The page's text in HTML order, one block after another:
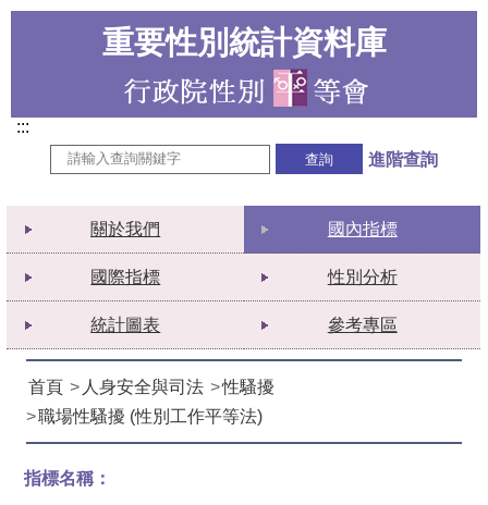
重要性別統計資料庫
進階查詢
關於我們 國內指標
國際指標 性別分析
統計圖表 參考專區
首頁 人身安全與司法
性騷擾
職場性騷擾 (性別工作平等法)
指標名稱：